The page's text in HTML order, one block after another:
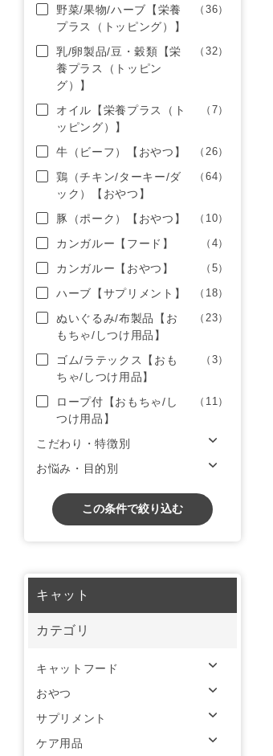
野菜/果物/ハーブ【栄養
プラス（トッピング）】
（36）
乳/卵製品/豆・穀類【栄
養プラス（トッピン
グ）】
（32）
オイル【栄養プラス（ト
ッピング）】
（7）
牛（ビーフ）【おやつ】 （26）
鶏（チキン/ターキー/ダ
ック）【おやつ】
（64）
豚（ポーク）【おやつ】 （10）
カンガルー【フード】 （4）
カンガルー【おやつ】 （5）
ハーブ【サプリメント】 （18）
ぬいぐるみ/布製品【お
もちゃ/しつけ用品】
（23）
ゴム/ラテックス【おも
ちゃ/しつけ用品】
（3）
ロープ付【おもちゃ/し
つけ用品】
（11）
こだわり・特徴別
お悩み・目的別
この条件で絞り込む
キャット
カテゴリ
キャットフード
おやつ
サプリメント
ケア用品